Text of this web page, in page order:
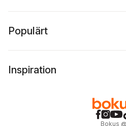
Populärt
Inspiration
Bokus @